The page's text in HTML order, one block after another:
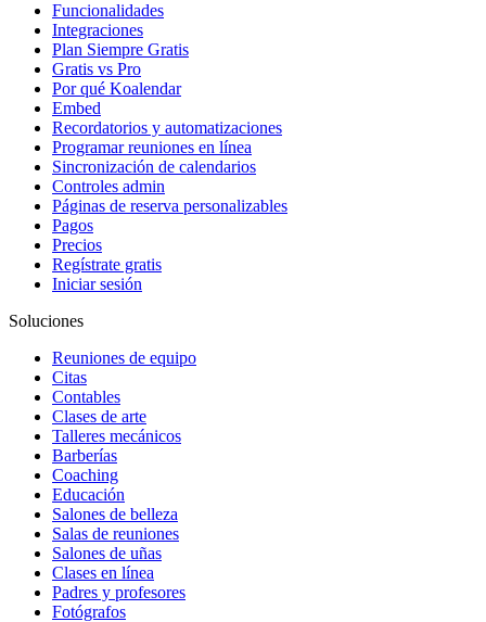
Funcionalidades
Integraciones
Plan Siempre Gratis
Gratis vs Pro
Por qué Koalendar
Embed
Recordatorios y automatizaciones
Programar reuniones en línea
Sincronización de calendarios
Controles admin
Páginas de reserva personalizables
Pagos
Precios
Regístrate gratis
Iniciar sesión
Soluciones
Reuniones de equipo
Citas
Contables
Clases de arte
Talleres mecánicos
Barberías
Coaching
Educación
Salones de belleza
Salas de reuniones
Salones de uñas
Clases en línea
Padres y profesores
Fotógrafos